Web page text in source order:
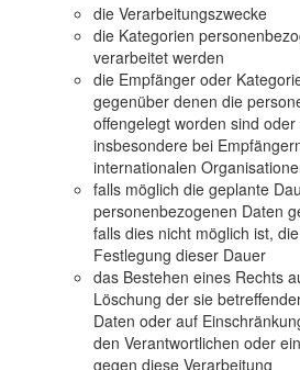
die Verarbeitungszwecke
die Kategorien
verarbeitet werden
die Empfänger oder
gegenüber denen die
offengelegt worden sind
insbesondere bei
internationalen
falls möglich die geplante
personenbezogenen Daten
falls dies nicht möglich ist,
Festlegung dieser Dauer
das Bestehen eines Rechts
Löschung der sie
Daten oder auf
den Verantwortlichen oder
gegen diese Verarbeitung